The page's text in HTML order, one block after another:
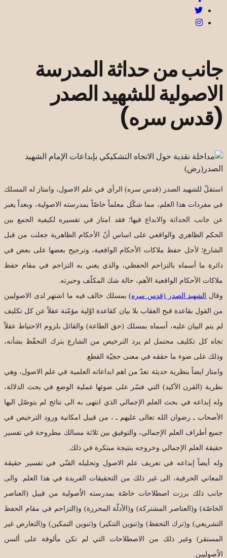
جانب من حداثة المدرسة
الاصولية للشهيد الصدر
(قدس سره)
استقلّ للشهيد الصدر (قدس سره) الرأي في علم الاصول، وامتاز له المسلك
في مفردات هذا العلم، مما شكّل معلماً خاصّاً بمدرسته الاصولية، وبعداً يعبر
عن جانب الحداثة والابداع فيها؛ فقد امتاز في تفسيره لكيفية الجمع بين
الحكم الظاهري والواقعي على اساس أنّ الأحكام الظاهرية جعلت من قبل
الشارع؛ لأجل حفظ ملاكات الأحكام الواقعية، وترجيح بعضها على بعض في
دائرة ما أسماه بالتزاحم الحفظي، والذي يعني به التزاحم في مقام حفظ
ملاكات الأحكام الواقعية الأهم، حالة شك المكلّف وحيرته.
وقال الشهيد الصدر (قدس سره)بمسلك خالف فيه ما اشتهر لدى الاصوليين
من القول بقاعدة قبح العقاب بلا بيان كقاعدة اوّلية مؤمّنة عقلاً عن كل تكليف
لم يتم البيان عليه، أسماه بمسلك (حق الطاعة) والقائل بلزوم الاحتياط عقلاً
تجاه كل تكليف محتمل لم يرد الترخيص من الشارع بترك التحفّظ بشأنه،
وذلك على ضوء ما حققه في معنى حجيّة القطع.
وامتاز ايضاً بنظرية حديثة تعدّ من اهم ابداعاته العلمية في علم الاصول، وهي
نظرية (القرن الأكيد) التي فسّر على ضوئها عملية الوضع في بحث الدلالة،
وله إبداعه في بحث العلم الإجمالي الذي انتهى به الى نتائج لم يتوصّل اليها
الأصحاب ـ رضوان الله تعالى عليهم ـ ، من قبيل امكانية ورود الترخيص في
جميع أطراف العلم الإجمالي، والتوفيق بين ثلاثة مسالك مطروحة في تفسير
حقيقة العلم الإجمالي وخروجه بنتيجة مبتكرة في ذلك.
وله أيضاً إبداعه في تعريف علم الاصول وتحليله الفنّي في تفسير حقيقة
المعاني الحرفية، الى غير ذلك من التحقيقات الفريدة في هذا العلم. والى
جانب ذلك برزت اصطلاحات خاصّة بمدرسته الاُصولية من قبيل (العناصر
الخاصّة) و(العناصر المشتركة) و(الأدلّة المحرزة) و(التزاحم في مقام الحفظ
التشريعي) و(ترك التحفظ) و(تنوين التنكير) و(تنوين التمكين) و(التعارض غير
المستقر) وغير ذلك من الاصطلاحات التي لم تكن مألوفة على ألسن
الاُصوليين.